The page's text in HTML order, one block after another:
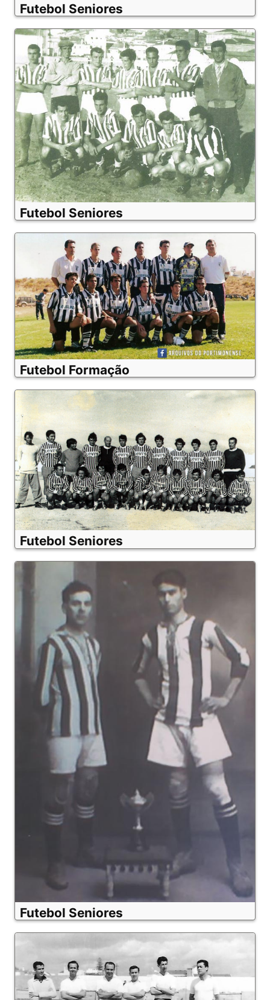
Futebol Seniores
Futebol Seniores
Futebol Formação
Futebol Seniores
Futebol Seniores